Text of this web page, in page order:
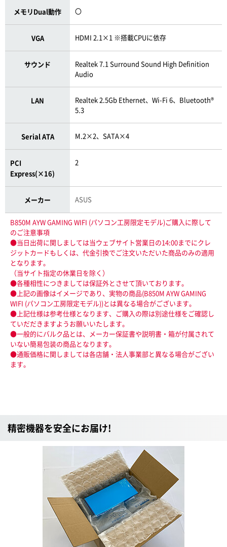
メモリDual動作 〇
VGA HDMI 2.1×1 ※搭載CPUに依存
サウンド
Realtek 7.1 Surround Sound High Definition
Audio
LAN
Realtek 2.5Gb Ethernet、Wi-Fi 6、Bluetooth®
5.3
Serial ATA M.2×2、SATA×4
PCI
Express(×16)
2
メーカー ASUS
B850M AYW GAMING WIFI (パソコン工房限定モデル)ご購入に際して
のご注意事項
●当日出荷に関しましては当ウェブサイト営業日の14:00までにクレ
ジットカードもしくは、代金引換でご注文いただいた商品のみの適用
となります。
（当サイト指定の休業日を除く）
●各種相性につきましては保証外とさせて頂いております。
●上記の画像はイメージであり、実物の商品(B850M AYW GAMING
WIFI (パソコン工房限定モデル))とは異なる場合がございます。
●上記仕様は参考仕様となります、ご購入の際は別途仕様をご確認し
ていだだきますようお願いいたします。
●一般的にバルク品とは、メーカー保証書や説明書・箱が付属されて
いない簡易包装の商品となります。
●通販価格に関しましては各店舗・法人事業部と異なる場合がござい
ます。
精密機器を安全にお届け!